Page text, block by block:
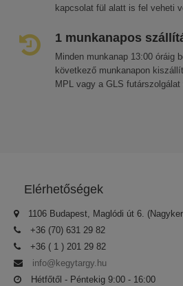
kapcsolat fül alatt is fel veheti
1 munkanapos
Minden munkanap 13:00 óráig
következő munkanapon
MPL vagy a GLS futárszolgálat
Elérhetőségek
1106 Budapest, Maglódi út 6.
+36 (70) 631 29 82
+36 ( 1 ) 201 29 82
info@kegytargy.hu
Hétfőtől - Péntekig 9:00 - 16:00